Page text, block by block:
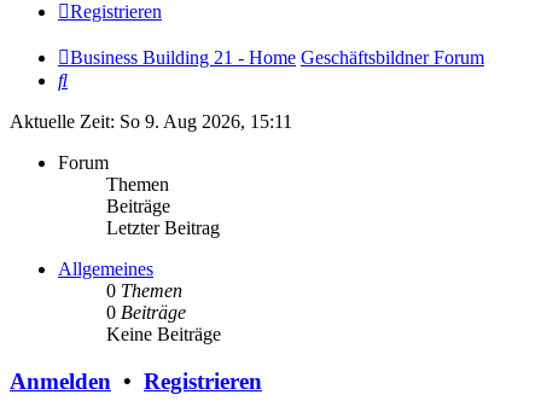
Registrieren
Business Building 21 - Home Geschäftsbildner Forum
Suche
Aktuelle Zeit: So 9. Aug 2026, 15:11
Forum
Themen
Beiträge
Letzter Beitrag
Allgemeines
0 Themen
0 Beiträge
Keine Beiträge
Anmelden • Registrieren